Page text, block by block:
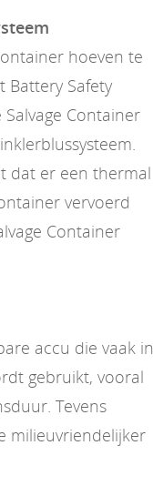
hoeven te
Battery Safety
Container
dat er een thermal
vervoerd
Container
accu die vaak in
gebruikt, vooral
Tevens
milieuvriendelijker